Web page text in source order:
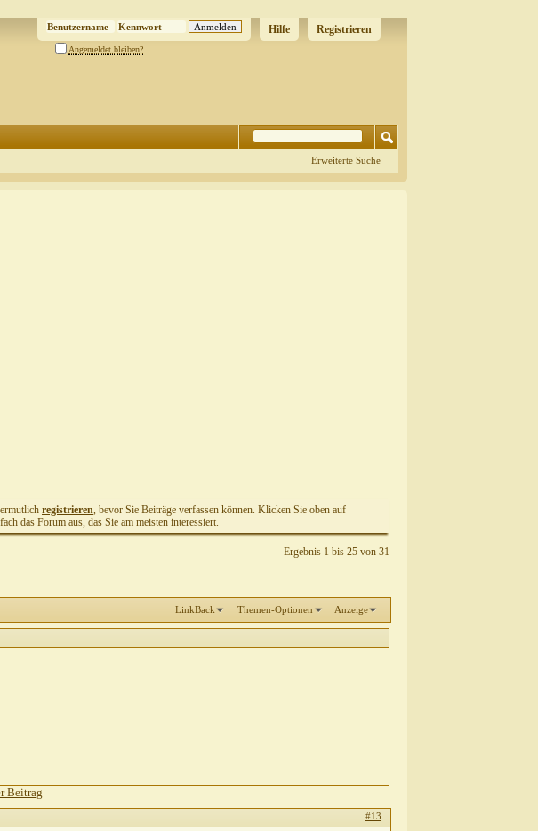
Registrieren
Hilfe
Angemeldet bleiben?
Erweiterte Suche
registrieren, bevor Sie Beiträge verfassen können. Klicken Sie oben auf
das Forum aus, das Sie am meisten interessiert.
Ergebnis 1 bis 25 von 31
LinkBack Themen-Optionen Anzeige
Beitrag
#13